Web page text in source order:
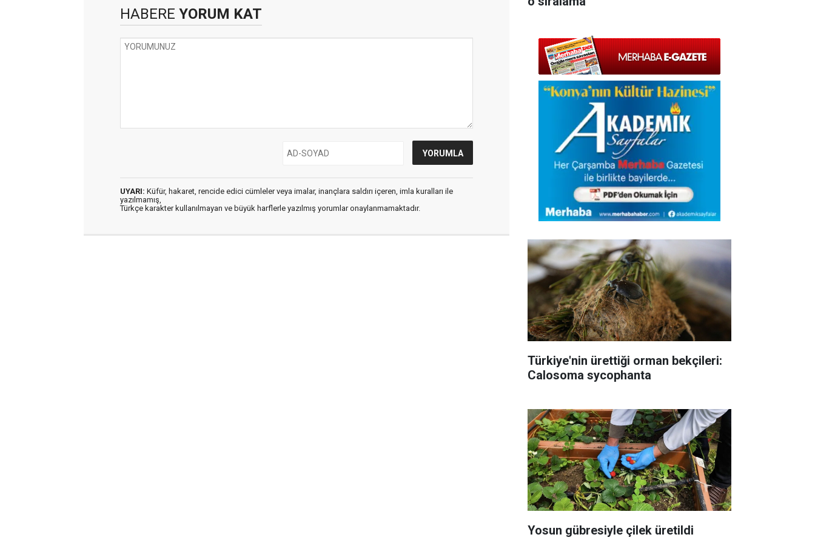
HABERE YORUM KAT
UYARI: Küfür, hakaret, rencide edici cümleler veya imalar, inançlara saldırı içeren, imla kuralları ile
yazılmamış,
Türkçe karakter kullanılmayan ve büyük harflerle yazılmış yorumlar onaylanmamaktadır.
Türkiye'nin ürettiği orman bekçileri:
Calosoma sycophanta
Yosun gübresiyle çilek üretildi